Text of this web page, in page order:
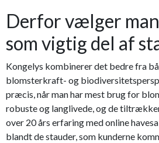
Derfor vælger
som vigtig del af
Kongelys kombinerer det bedre fra
blomsterkraft- og
præcis, når man har mest brug for
robuste og langlivede, og de
over 20 års erfaring med online
blandt de stauder, som kunderne